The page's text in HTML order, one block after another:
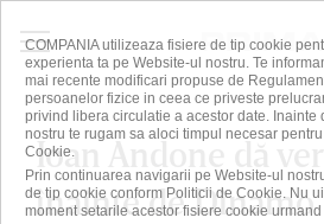
Ioan Andone dă
înainte de Dinamo
COMPANIA utilizeaza fisiere de tip cookie
experienta ta pe Website-ul nostru. Te
mai recente modificari propuse de
persoanelor fizice in ceea ce priveste
privind libera circulatie a acestor date.
nostru te rugam sa aloci timpul necesar
Cookie.
Prin continuarea navigarii pe Website-ul
de tip cookie conform Politicii de Cookie. Nu
moment setarile acestor fisiere cookie